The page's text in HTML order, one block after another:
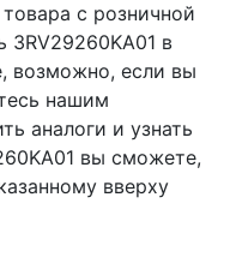
с розничной
3RV29260KA01 в
возможно, если вы
нашим
аналоги и узнать
вы сможете,
вверху